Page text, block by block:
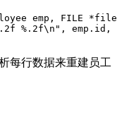
emp, FILE
%.2f\n",
每行数据来重建员工